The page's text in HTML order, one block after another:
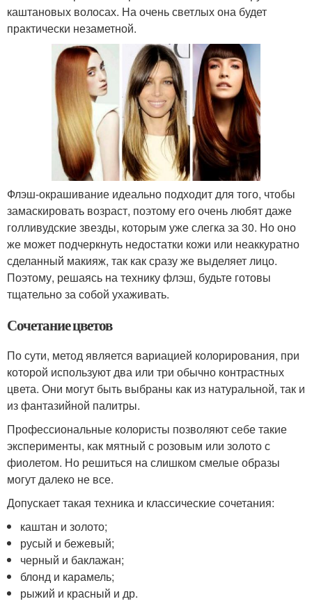
каштановых волосах. На очень светлых она будет
практически незаметной.
Флэш-окрашивание идеально подходит для того, чтобы
замаскировать возраст, поэтому его очень любят даже
голливудские звезды, которым уже слегка за 30. Но оно
же может подчеркнуть недостатки кожи или неаккуратно
сделанный макияж, так как сразу же выделяет лицо.
Поэтому, решаясь на технику флэш, будьте готовы
тщательно за собой ухаживать.
Сочетание цветов
По сути, метод является вариацией колорирования, при
которой используют два или три обычно контрастных
цвета. Они могут быть выбраны как из натуральной, так и
из фантазийной палитры.
Профессиональные колористы позволяют себе такие
эксперименты, как мятный с розовым или золото с
фиолетом. Но решиться на слишком смелые образы
могут далеко не все.
Допускает такая техника и классические сочетания:
каштан и золото;
русый и бежевый;
черный и баклажан;
блонд и карамель;
рыжий и красный и др.